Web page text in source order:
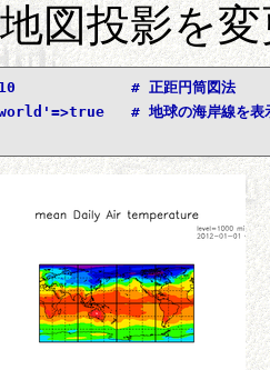
図投影を
# 正距円筒図法
# 地球の海岸線を表